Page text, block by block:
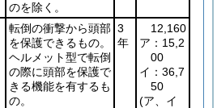
のを除く。
転倒の衝撃から頭部
を保護できるもの。
ヘルメット型で転倒
の際に頭部を保護で
きる機能を有するも
の。
3
年
12,160
ア：15,2
00
イ：36,7
50
(ア、イ